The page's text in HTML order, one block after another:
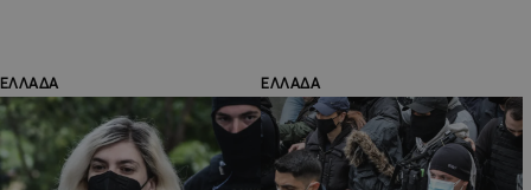
ΕΛΛΑΔΑ ΕΛΛΑΔΑ